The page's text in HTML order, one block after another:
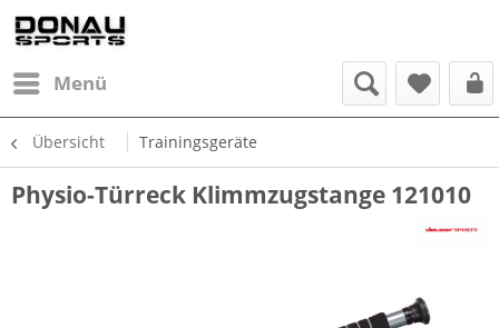
Menü
Übersicht Trainingsgeräte
Physio-Türreck Klimmzugstange 121010